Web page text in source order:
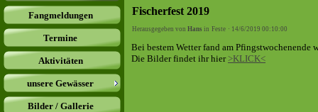
Fangmeldungen
Termine
Aktivitäten
unsere Gewässer
Bilder / Gallerie
Fischerfest 2019
Herausgegeben von Hans in Feste · 14/6/2019 00:10:00
Bei bestem Wetter fand am Pfingstwochenende
Die Bilder findet ihr hier>KLICK<